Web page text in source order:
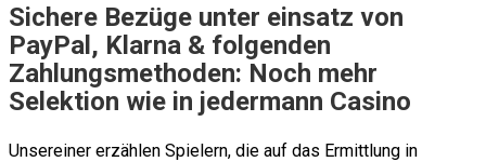
Sichere Bezüge unter einsatz von
PayPal, Klarna & folgenden
Zahlungsmethoden: Noch mehr
Selektion wie in jedermann Casino
Unsereiner erzählen Spielern, die auf das Ermittlung in